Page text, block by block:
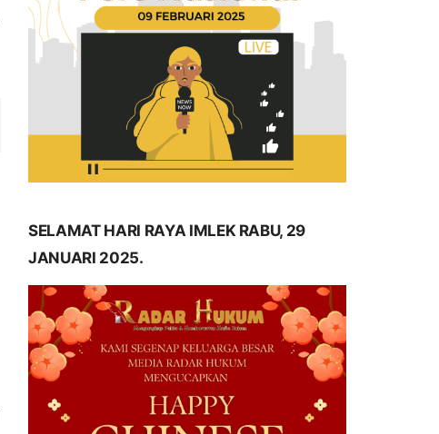
SELAMAT HARI RAYA IMLEK RABU, 29
JANUARI 2025.